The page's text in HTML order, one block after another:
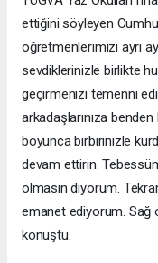
ettiğini söyleyen
öğretmenlerimizi ayrı
sevdiklerinizle birlikte
geçirmenizi temenni
arkadaşlarınıza
boyunca birbirinizle
devam ettirin.
olmasın diyorum.
emanet ediyorum. Sağ
konuştu.